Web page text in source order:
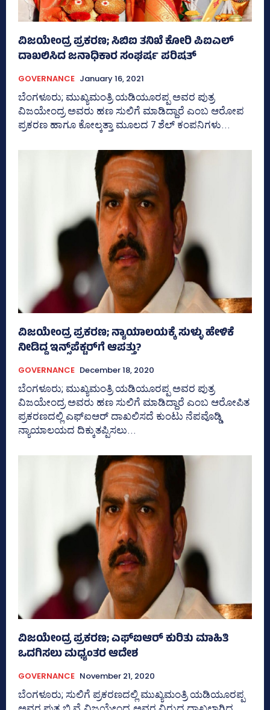
ವಿಜಯೇಂದ್ರ ಪ್ರಕರಣ; ಸಿಬಿಐ ತನಿಖೆ ಕೋರಿ ಪಿಐಎಲ್‌
ದಾಖಲಿಸಿದ ಜನಾಧಿಕಾರ ಸಂಘರ್ಷ ಪರಿಷತ್‌
GOVERNANCE January 16, 2021
ಬೆಂಗಳೂರು; ಮುಖ್ಯಮಂತ್ರಿ ಯಡಿಯೂರಪ್ಪ ಅವರ ಪುತ್ರ
ವಿಜಯೇಂದ್ರ ಅವರು ಹಣ ಸುಲಿಗೆ ಮಾಡಿದ್ದಾರೆ ಎಂಬ ಆರೋಪ
ಪ್ರಕರಣ ಹಾಗೂ ಕೋಲ್ಕತ್ತಾ ಮೂಲದ 7 ಶೆಲ್‌ ಕಂಪನಿಗಳು...
ವಿಜಯೇಂದ್ರ ಪ್ರಕರಣ; ನ್ಯಾಯಾಲಯಕ್ಕೆ ಸುಳ್ಳು ಹೇಳಿಕೆ
ನೀಡಿದ್ದ ಇನ್ಸ್‌ಪೆಕ್ಟರ್‌ಗೆ ಆಪತ್ತು?
GOVERNANCE December 18, 2020
ಬೆಂಗಳೂರು; ಮುಖ್ಯಮಂತ್ರಿ ಯಡಿಯೂರಪ್ಪ ಅವರ ಪುತ್ರ
ವಿಜಯೇಂದ್ರ ಅವರು ಹಣ ಸುಲಿಗೆ ಮಾಡಿದ್ದಾರೆ ಎಂಬ ಆರೋಪಿತ
ಪ್ರಕರಣದಲ್ಲಿ ಎಫ್‌ಐಆರ್‌ ದಾಖಲಿಸದೆ ಕುಂಟು ನೆಪವೊಡ್ಡಿ
ನ್ಯಾಯಾಲಯದ ದಿಕ್ಕುತಪ್ಪಿಸಲು...
ವಿಜಯೇಂದ್ರ ಪ್ರಕರಣ; ಎಫ್‌ಐಆರ್‌ ಕುರಿತು ಮಾಹಿತಿ
ಒದಗಿಸಲು ಮಧ್ಯಂತರ ಆದೇಶ
GOVERNANCE November 21, 2020
ಬೆಂಗಳೂರು; ಸುಲಿಗೆ ಪ್ರಕರಣದಲ್ಲಿ ಮುಖ್ಯಮಂತ್ರಿ ಯಡಿಯೂರಪ್ಪ